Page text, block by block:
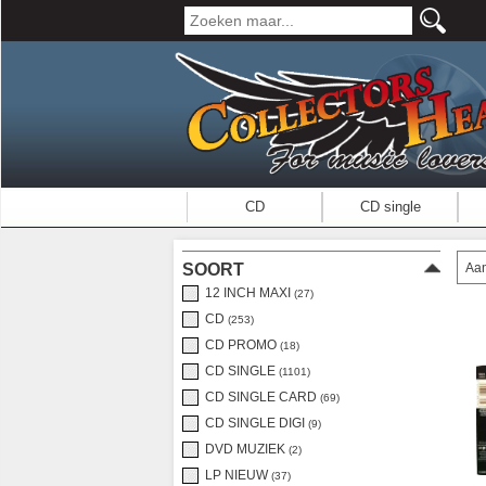
CD CD single
SOORT
12 INCH MAXI (27)
CD (253)
CD PROMO (18)
CD SINGLE (1101)
CD SINGLE CARD (69)
CD SINGLE DIGI (9)
DVD MUZIEK (2)
LP NIEUW(37)